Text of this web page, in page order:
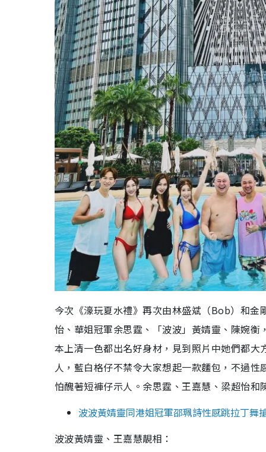
今次《濠玩夏水禮》再次由林盛斌（Bob）和金
怡、華姐冠軍余思霆、「波波」黃婧靈、陳婉
本上清一色都出名好身材，見到照片中她們都
人，藍白格仔不禁令大家想起一款麵包，不過
怕醜著短褲仔示人。余思霆、王嘉慧、梁超怡和
波波黃婧靈同港姐冠軍邵珮詩性感跳拉丁舞
波波黃婧靈、王嘉慧靚相：